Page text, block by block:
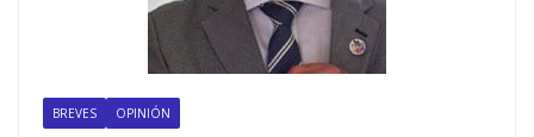
BREVES OPINIÓN